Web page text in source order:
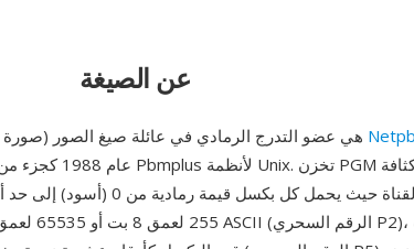
عن الصيغة
أحادية القناة حيث يحمل كل